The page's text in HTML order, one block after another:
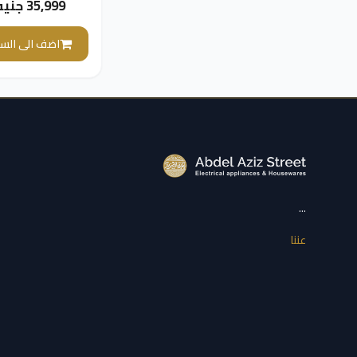
سيلفر MUM9YX5S1235,999 جنيه
اضف الى
...
عننا